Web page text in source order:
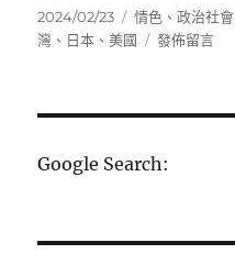
發
佈
2024/02/23
分
類
情色 、政治社會
灣 、 日本 、美國
在
發佈留言
Google Search: